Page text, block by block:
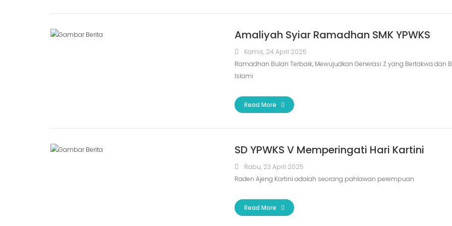
Amaliyah Syiar Ramadhan SMK YPWKS
Kamis, 24 April 2025
Ramadhan Bulan Terbaik, Mewujudkan Generasi Z yang Bertakwa dan
Islami
Read More
SD YPWKS V Memperingati Hari Kartini
Rabu, 23 April 2025
Raden Ajeng Kartini adalah seorang pahlawan perempuan
Read More